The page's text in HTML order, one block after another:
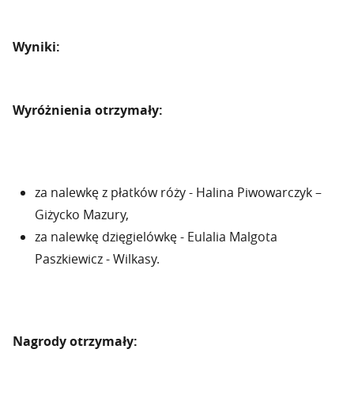
Wyniki:
Wyróżnienia otrzymały:
za nalewkę z płatków róży - Halina Piwowarczyk –
Giżycko Mazury,
za nalewkę dzięgielówkę - Eulalia Malgota
Paszkiewicz - Wilkasy.
Nagrody otrzymały: